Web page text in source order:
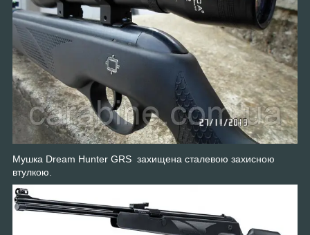
Мушка Dream Hunter GRS захищена сталевою захисною
втулкою.